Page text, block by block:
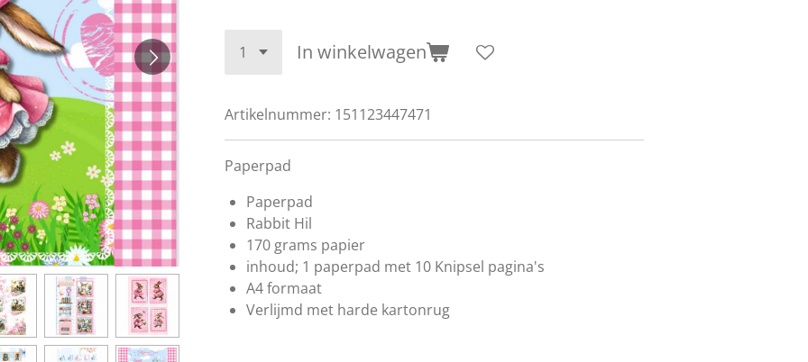
In winkelwagen
Artikelnummer: 151123447471
Paperpad
Paperpad
Rabbit Hil
170 grams papier
inhoud; 1 paperpad met 10 Knipsel pagina's
A4 formaat
Verlijmd met harde kartonrug